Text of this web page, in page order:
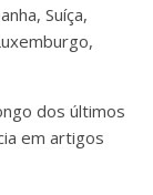
Suíça,
dos últimos
em artigos